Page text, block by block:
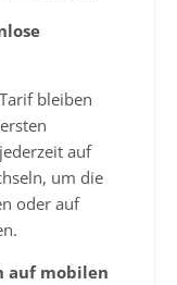
bleiben
auf
um die
oder auf
auf mobilen